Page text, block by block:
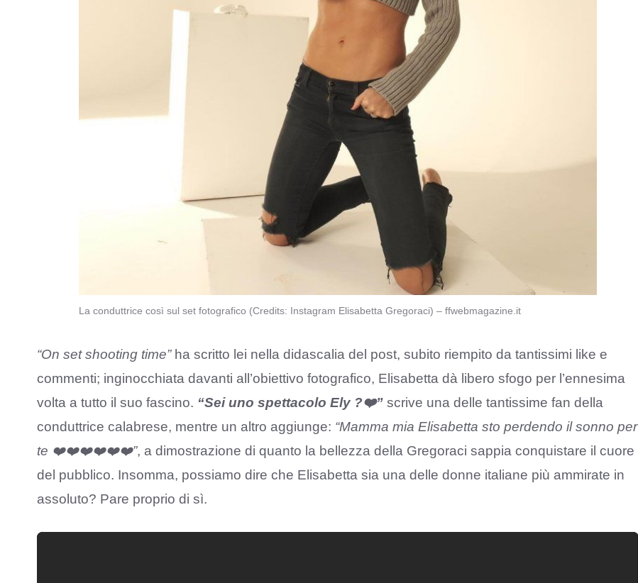
La conduttrice così sul set fotografico (Credits: Instagram Elisabetta Gregoraci) – ffwebmagazine.it
“On set shooting time”ha scritto lei nella didascalia del post, subito riempito da tantissimi like e
commenti; inginocchiata davanti all’obiettivo fotografico, Elisabetta dà libero sfogo per l’ennesima
volta a tutto il suo fascino. “Sei uno spettacolo Ely ?❤️” scrive una delle tantissime fan della
conduttrice calabrese, mentre un altro aggiunge: “Mamma mia Elisabetta sto perdendo il sonno per
te ❤️❤️❤️❤️❤️❤️”, a dimostrazione di quanto la bellezza della Gregoraci sappia conquistare il cuore
del pubblico. Insomma, possiamo dire che Elisabetta sia una delle donne italiane più ammirate in
assoluto? Pare proprio di sì.